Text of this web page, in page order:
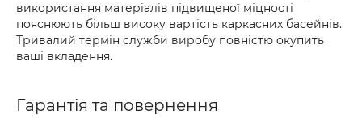
використання матеріалів підвищеної міцності
пояснюють більш високу вартість каркасних басейнів.
Тривалий термін служби виробу повністю окупить
ваші вкладення.
Гарантія та повернення